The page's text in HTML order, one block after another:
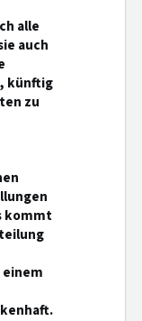
alle
auch
künftig
zu
kommt